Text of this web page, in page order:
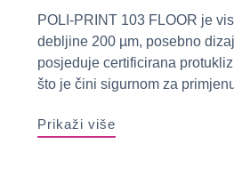
POLI-PRINT 103 FLOOR je
debljine 200 µm, posebno
posjeduje certificirana
što je čini sigurnom za
Prikaži više